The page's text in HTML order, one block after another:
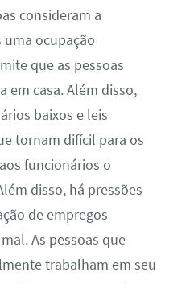
consideram a
ocupação
que as pessoas
em casa. Além disso,
baixos e leis
tornam difícil para os
funcionários o
disso, há pressões
de empregos
As pessoas que
trabalham em seu